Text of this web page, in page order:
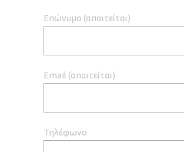
Επώνυμο (απαιτείται)
Email (απαιτείται)
Τηλέφωνο